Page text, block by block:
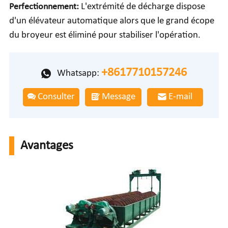
Perfectionnement:L'extrémité de décharge dispose
d'un élévateur automatique alors que le grand écope
du broyeur est éliminé pour stabiliser l'opération.
Whatsapp: +8617710157246
Consulter Message E-mail
Avantages